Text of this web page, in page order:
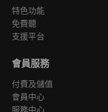
特色功能
免費聽
支援平台
會員服務
付費及儲值
會員中心
服務中心